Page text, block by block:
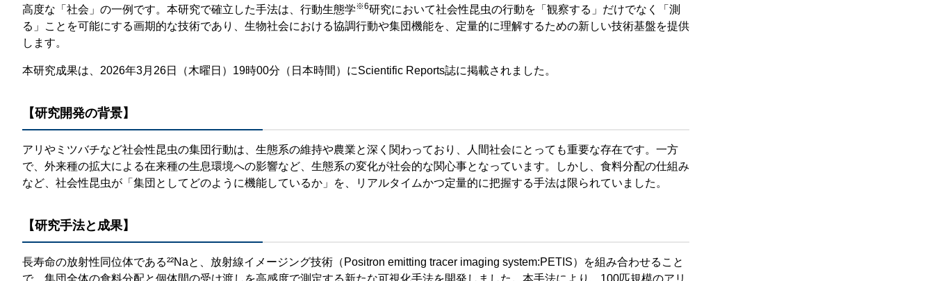
高度な「社会」の一例です。本研究で確立した手法は、行動生態学※6研究において社会性昆虫の行動を「観察する」だけでなく「測
る」ことを可能にする画期的な技術であり、生物社会における協調行動や集団機能を、定量的に理解するための新しい技術基盤を提供
します。
本研究成果は、2026年3月26日（木曜日）19時00分（日本時間）にScientific Reports誌に掲載されました。
【研究開発の背景】
アリやミツバチなど社会性昆虫の集団行動は、生態系の維持や農業と深く関わっており、人間社会にとっても重要な存在です。一方
で、外来種の拡大による在来種の生息環境への影響など、生態系の変化が社会的な関心事となっています。しかし、食料分配の仕組み
など、社会性昆虫が「集団としてどのように機能しているか」を、リアルタイムかつ定量的に把握する手法は限られていました。​
【研究手法と成果】
長寿命の放射性同位体である²²Naと、放射線イメージング技術（Positron emitting tracer imaging system:PETIS）を組み合わせること
で、集団全体の食料分配と個体間の受け渡しを高感度で測定する新たな可視化手法を開発しました。本手法により、100匹規模のアリ